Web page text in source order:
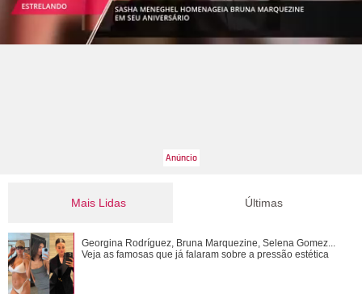
Mais Lidas
Tony Ramos faz homenagem em aniversário de Nathalia
Timberg
Últimas
Georgina Rodríguez, Bruna Marquezine, Selena Gomez...
Veja as famosas que já falaram sobre a pressão estética